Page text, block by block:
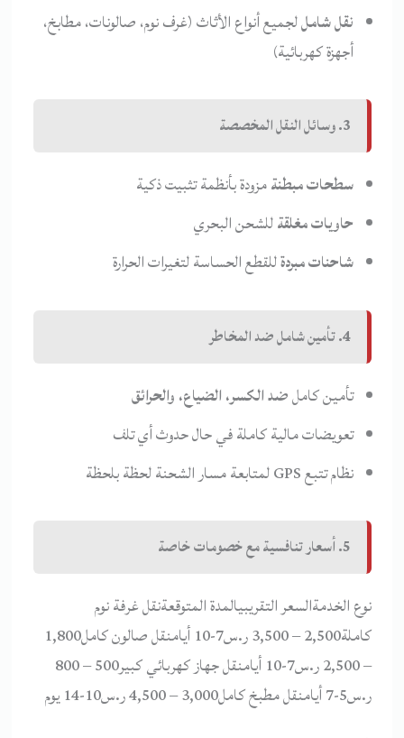
نقل شامللجميع أنواع الأثاث (غرف نوم، صالونات، مطابخ،
أجهزة كهربائية)
3. وسائل النقل المخصصة
سطحات مبطنةمزودة بأنظمة تثبيت ذكية
حاويات مغلقةللشحن البحري
شاحنات مبردةللقطع الحساسة لتغيرات الحرارة
4. تأمين شامل ضد المخاطر
تأمين كاملضد الكسر، الضياع، والحرائق
تعويضات مالية كاملة في حال حدوث أي تلف
نظام تتبع GPS لمتابعة مسار الشحنة لحظة بلحظة
5. أسعار تنافسية مع خصومات خاصة
نوع الخدمةالسعر التقريبيالمدة المتوقعةنقل غرفة نوم
كاملة2,500 – 3,500 ر.س7-10 أيامنقل صالون كامل1,800
– 2,500 ر.س7-10 أيامنقل جهاز كهربائي كبير500 – 800
ر.س5-7 أيامنقل مطبخ كامل3,000 – 4,500 ر.س10-14 يوم